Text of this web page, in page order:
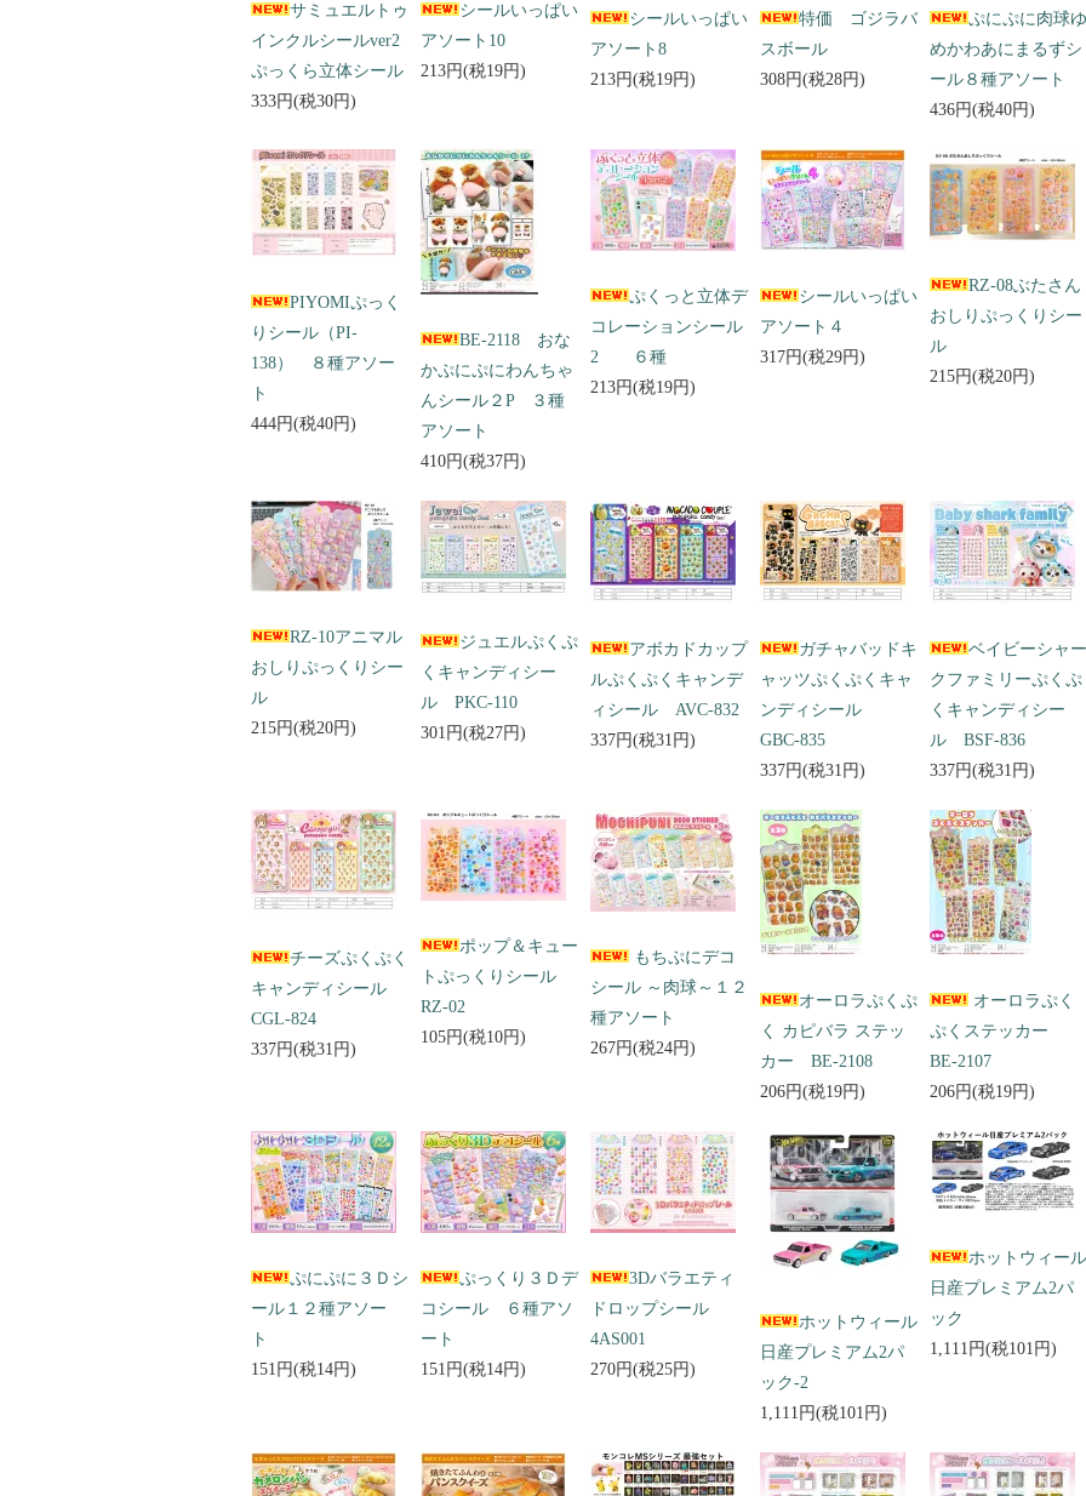
サミュエルトゥ
インクルシールver2
ぷっくら立体シール
333円(税30円)
シールいっぱい
アソート10
213円(税19円)
シールいっぱい
アソート8
213円(税19円)
特価 ゴジラバ
スボール
308円(税28円)
ぷにぷに肉球ゆ
めかわあにまるずシ
ール８種アソート
436円(税40円)
PIYOMIぷっく
りシール（PI-
138） ８種アソー
ト
444円(税40円)
BE-2118 おな
かぷにぷにわんちゃ
んシール２P ３種
アソート
410円(税37円)
ぷくっと立体デ
コレーションシール
2 ６種
213円(税19円)
シールいっぱい
アソート４
317円(税29円)
RZ-08ぶたさん
おしりぷっくりシー
ル
215円(税20円)
RZ-10アニマル
おしりぷっくりシー
ル
215円(税20円)
ジュエルぷくぷ
くキャンディシー
ル PKC-110
301円(税27円)
アボカドカップ
ルぷくぷくキャンデ
ィシール AVC-832
337円(税31円)
ガチャバッドキ
ャッツぷくぷくキャ
ンディシール
GBC-835
337円(税31円)
ベイビーシャー
クファミリーぷくぷ
くキャンディシー
ル BSF-836
337円(税31円)
チーズぷくぷく
キャンディシール
CGL-824
337円(税31円)
ポップ＆キュー
トぷっくりシール
RZ-02
105円(税10円)
もちぷにデコ
シール ～肉球～１２
種アソート
267円(税24円)
オーロラぷくぷ
く カピバラ ステッ
カー BE-2108
206円(税19円)
オーロラぷく
ぷくステッカー
BE-2107
206円(税19円)
ぷにぷに３Ｄシ
ール１２種アソー
ト
151円(税14円)
ぷっくり３Ｄデ
コシール ６種アソ
ート
151円(税14円)
3Dバラエティ
ドロップシール
4AS001
270円(税25円)
ホットウィール
日産プレミアム2パ
ック-2
1,111円(税101円)
ホットウィール
日産プレミアム2パ
ック
1,111円(税101円)